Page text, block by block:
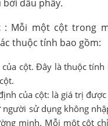
bởi dấu phẩy.
: Mỗi một cột trong
thuộc tính bao gồm:
cột. Đây là thuộc tính
của cột: là giá trị
người sử dụng không
minh. Mỗi một cột